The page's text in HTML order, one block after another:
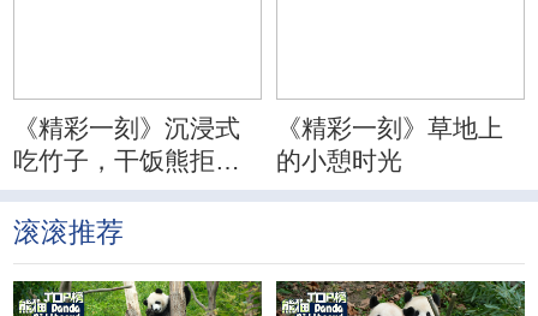
《精彩一刻》沉浸式
吃竹子，干饭熊拒绝
分心
《精彩一刻》草地上
的小憩时光
滚滚推荐